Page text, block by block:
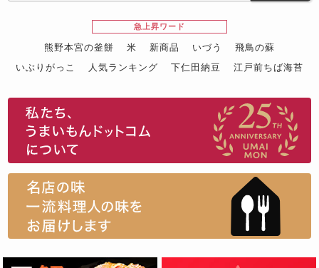
急上昇ワード
熊野本宮の釜餅 米 新商品 いづう
飛鳥の蘇
いぶりがっこ
人気ランキング 下仁田納豆
江戸前ちば海苔